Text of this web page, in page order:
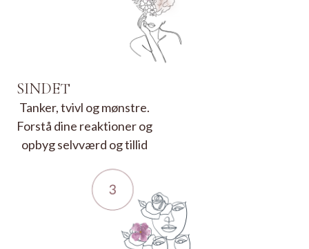
SINDET
Tanker, tvivl og mønstre.
Forstå dine reaktioner og
opbyg selvværd og tillid